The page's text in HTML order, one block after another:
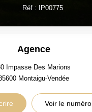
Réf : IP00775
Agence
Impasse Des Marions
Montaigu-Vendée
Voir le numéro